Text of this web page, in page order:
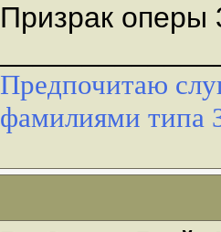
Призрак
Предпочитаю
фамилиями типа